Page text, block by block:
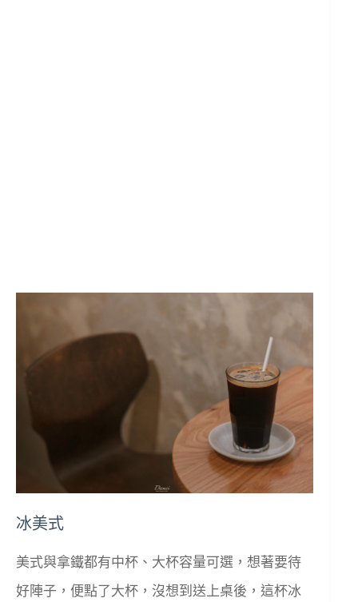
冰美式
美式與拿鐵都有中杯、大杯容量可選，想著要待
好陣子，便點了大杯，沒想到送上桌後，這杯冰